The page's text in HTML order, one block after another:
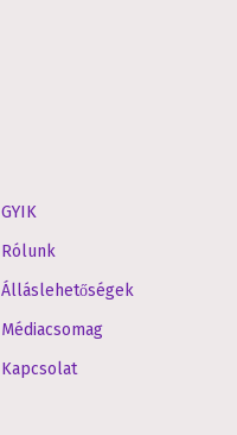
GYIK
Rólunk
Álláslehetőségek
Médiacsomag
Kapcsolat